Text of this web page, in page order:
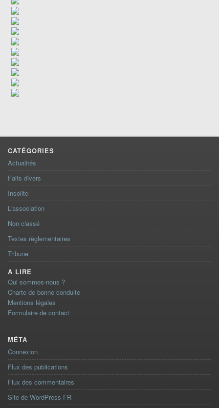
CATÉGORIES
Actualités
Faits divers
Insolite
L'association
Non classé
Textes règlementaires
Tribune
A LIRE
Qui sommes-nous ?
Charte de bonne conduite
Mentions légales
Formulaire de contact
MÉTA
Connexion
Flux des publications
Flux des commentaires
Site de WordPress-FR